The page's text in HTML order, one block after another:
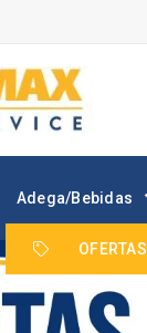
Adega/Bebidas
OFERTAS